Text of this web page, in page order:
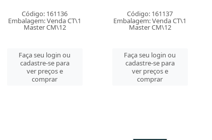
Código: 161136
Embalagem: Venda CT\1
Master CM\12
Faça seu login ou
cadastre-se para
ver preços e
comprar
Código: 161137
Embalagem: Venda CT\1
Master CM\12
Faça seu login ou
cadastre-se para
ver preços e
comprar